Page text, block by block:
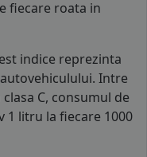
fiecare roata in
indice reprezinta
Intre
C, consumul de
1 litru la fiecare 1000